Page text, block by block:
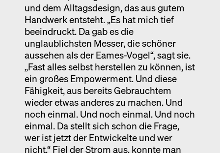
und dem Alltagsdesign, das aus gutem
Handwerk entsteht. „Es hat mich tief
beeindruckt. Da gab es die
unglaublichsten Messer, die schöner
aussehen als der Eames-Vogel“, sagt sie.
„Fast alles selbst herstellen zu können, ist
ein großes Empowerment. Und diese
Fähigkeit, aus bereits Gebrauchtem
wieder etwas anderes zu machen. Und
noch einmal. Und noch einmal. Und noch
einmal. Da stellt sich schon die Frage,
wer ist jetzt der Entwickelte und wer
nicht.“ Fiel der Strom aus, konnte man